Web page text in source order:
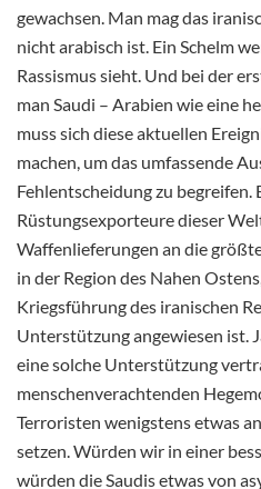
gewachsen. Man mag das
nicht arabisch ist. Ein Schelm
Rassismus sieht. Und bei der
man Saudi – Arabien wie eine
muss sich diese aktuellen
machen, um das umfassende
Fehlentscheidung zu begreifen.
Rüstungsexporteure dieser
Waffenlieferungen an die
in der Region des Nahen
Kriegsführung des iranischen
Unterstützung angewiesen ist.
eine solche Unterstützung
menschenverachtenden
Terroristen wenigstens etwas
setzen. Würden wir in einer
würden die Saudis etwas von